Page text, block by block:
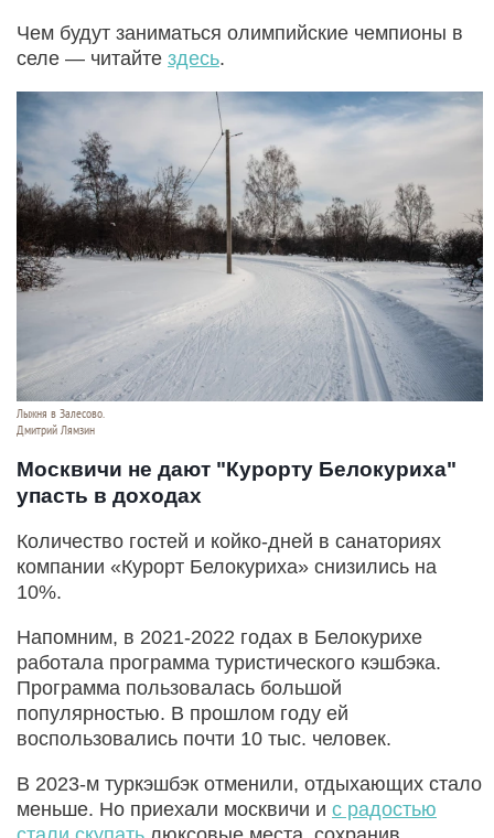
Чем будут заниматься олимпийские чемпионы в
селе — читайте здесь.
Лыжня в Залесово.
Дмитрий Лямзин
Москвичи не дают "Курорту Белокуриха"
упасть в доходах
Количество гостей и койко-дней в санаториях
компании «Курорт Белокуриха» снизились на
10%.
Напомним, в 2021-2022 годах в Белокурихе
работала программа туристического кэшбэка.
Программа пользовалась большой
популярностью. В прошлом году ей
воспользовались почти 10 тыс. человек.
В 2023-м туркэшбэк отменили, отдыхающих стало
меньше. Но приехали москвичи и с радостью